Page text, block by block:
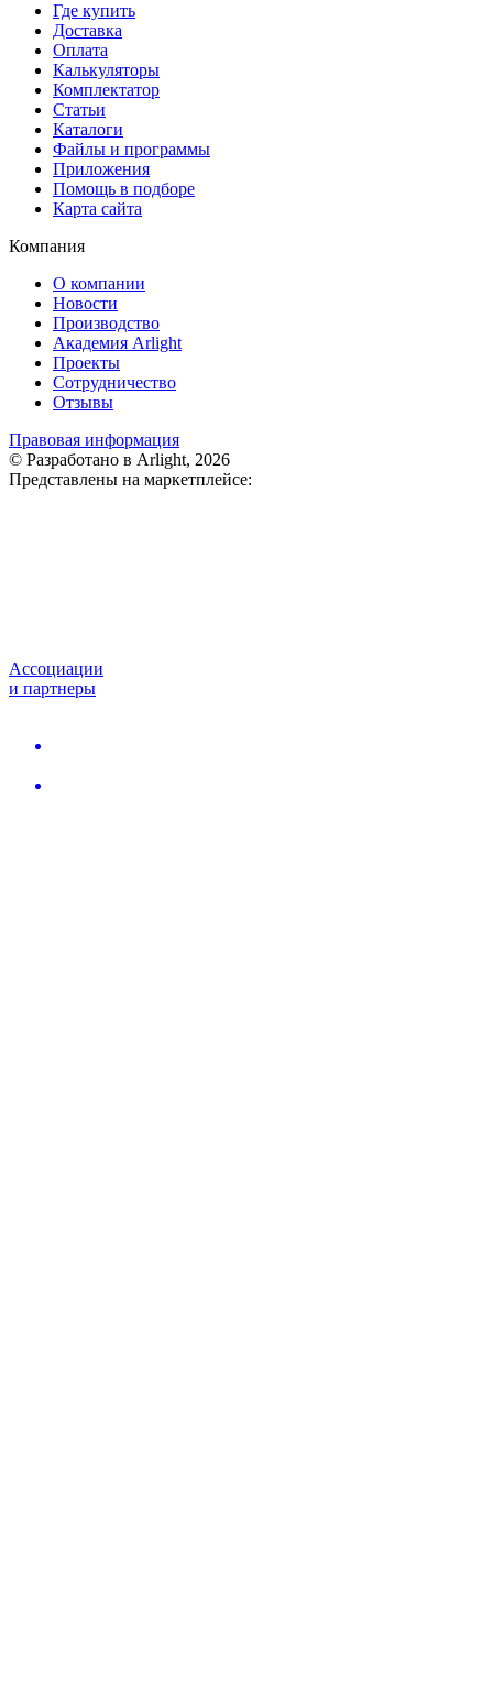
Где купить
Доставка
Оплата
Калькуляторы
Комплектатор
Статьи
Каталоги
Файлы и программы
Приложения
Помощь в подборе
Карта сайта
Компания
О компании
Новости
Производство
Академия Arlight
Проекты
Сотрудничество
Отзывы
Правовая информация
© Разработано в Arlight, 2026
Представлены на маркетплейсе:
Ассоциации
и партнеры